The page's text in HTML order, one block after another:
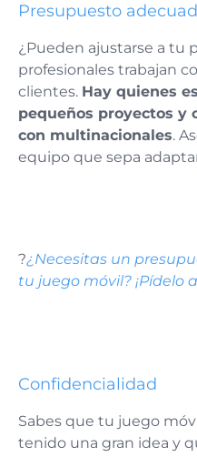
Presupuesto
¿Pueden ajustarse a tu
profesionales trabajan
clientes. Hay quienes
pequeños proyectos y
con multinacionales.
equipo que sepa
?¿Necesitas un
tu juego móvil? ¡Pídelo
Confidencialidad
Sabes que tu juego
tenido una gran idea y